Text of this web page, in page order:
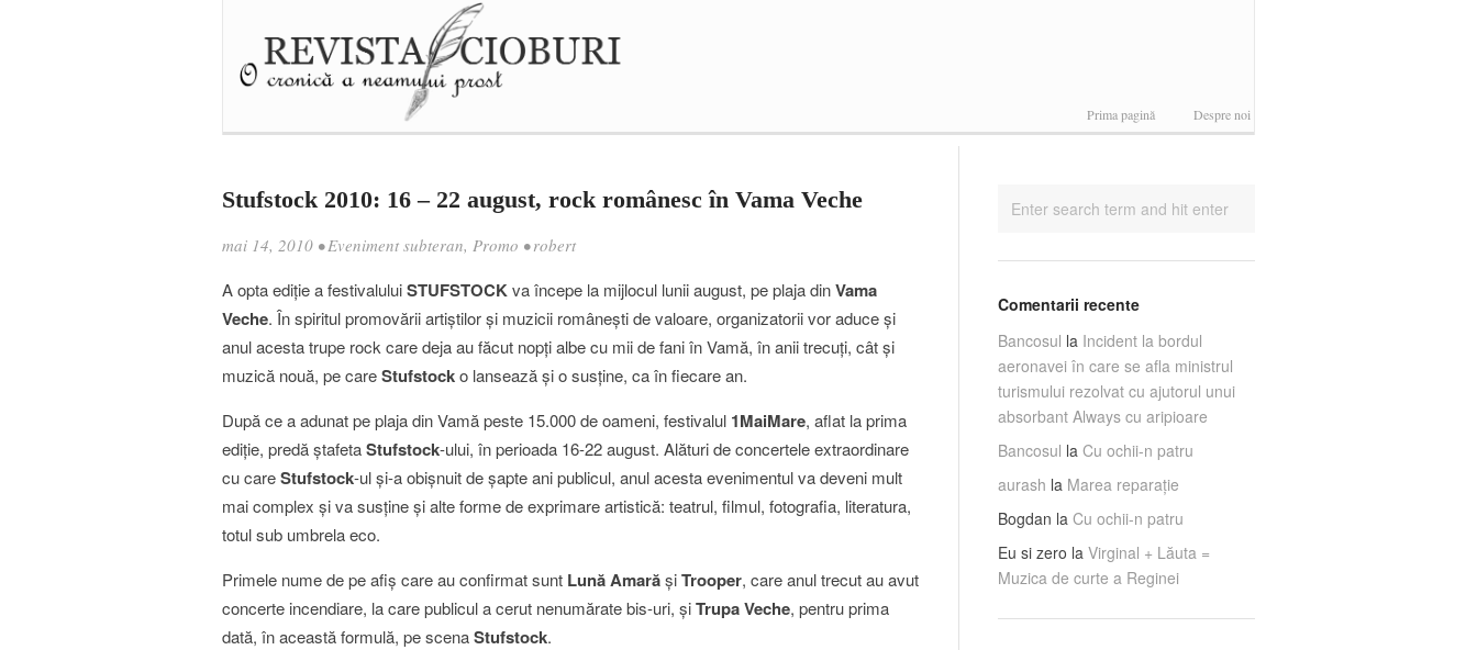
Prima pagină Despre noi
Stufstock 2010: 16 – 22 august, rock românesc în Vama Veche
mai 14, 2010 •Eveniment subteran, Promo •robert
A opta ediţie a festivaluluiSTUFSTOCKva începe la mijlocul lunii august, pe plaja dinVama
Veche. În spiritul promovării artiştilor şi muzicii româneşti de valoare, organizatorii vor aduce şi
anul acesta trupe rock care deja au făcut nopţi albe cu mii de fani în Vamă, în anii trecuţi, cât şi
muzică nouă, pe careStufstocko lansează şi o susţine, ca în fiecare an.
După ce a adunat pe plaja din Vamă peste 15.000 de oameni, festivalul 1MaiMare, aflat la prima
ediţie, predă ştafetaStufstock-ului, în perioada 16-22 august. Alături de concertele extraordinare
cu careStufstock-ul şi-a obişnuit de şapte ani publicul, anul acesta evenimentul va deveni mult
mai complex şi va susţine şi alte forme de exprimare artistică: teatrul, filmul, fotografia, literatura,
totul sub umbrela eco.
Primele nume de pe afiş care au confirmat sunt Lună AmarăşiTrooper, care anul trecut au avut
concerte incendiare, la care publicul a cerut nenumărate bis-uri, şiTrupa Veche, pentru prima
dată, în această formulă, pe scenaStufstock.
Comentarii recente
Bancosul la Incident la bordul
aeronavei în care se afla ministrul
turismului rezolvat cu ajutorul unui
absorbant Always cu aripioare
Bancosul la Cu ochii-n patru
aurash la Marea reparaţie
Bogdan la Cu ochii-n patru
Eu si zero la Virginal + Lăuta =
Muzica de curte a Reginei